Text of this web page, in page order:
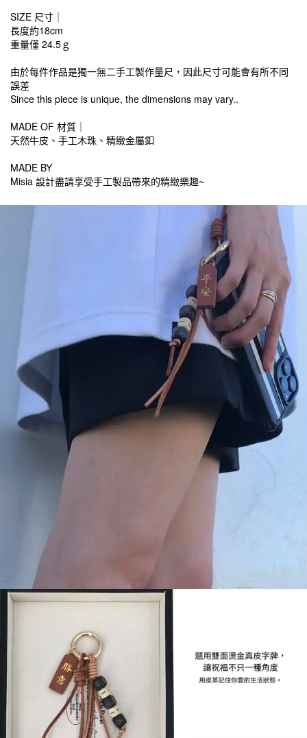
SIZE 尺寸｜
長度約18cm
重量僅 24.5ｇ
由於每件作品是獨一無二手工製作量尺，因此尺寸可能會有所不同
誤差
Since this piece is unique, the dimensions may vary..
MADE OF 材質｜
天然牛皮、手工木珠、精緻金屬釦
MADE BY
Misia 設計盡請享受手工製品帶來的精緻樂趣~